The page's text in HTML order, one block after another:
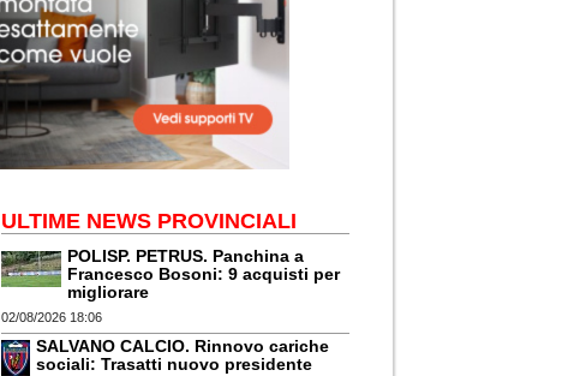
ULTIME NEWS PROVINCIALI
POLISP. PETRUS. Panchina a
Francesco Bosoni: 9 acquisti per
migliorare
02/08/2026 18:06
SALVANO CALCIO. Rinnovo cariche
sociali: Trasatti nuovo presidente